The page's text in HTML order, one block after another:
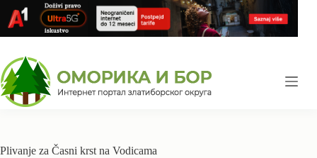
content
Plivanje za Časni krst na Vodicama